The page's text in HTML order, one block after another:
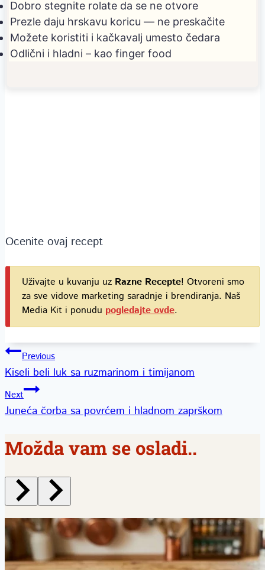
Dobro stegnite rolate da se ne otvore
Prezle daju hrskavu koricu — ne preskačite
Možete koristiti i kačkavalj umesto čedara
Odlični i hladni – kao finger food
Ocenite ovaj recept
Uživajte u kuvanju uz Razne Recepte! Otvoreni smo
za sve vidove marketing saradnje i brendiranja. Naš
Media Kit i ponudu pogledajte ovde.
Kretanje
članka
Previous
Kiseli beli luk sa ruzmarinom i timijanom
Next
Juneća čorba sa povrćem i hladnom zaprškom
Možda vam se osladi..